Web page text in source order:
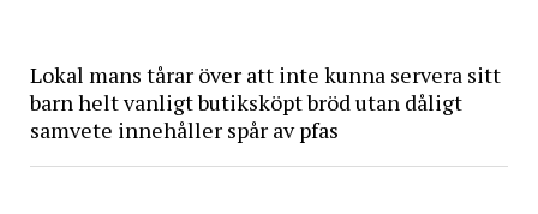
Lokal mans tårar över att inte kunna servera sitt
barn helt vanligt butiksköpt bröd utan dåligt
samvete innehåller spår av pfas